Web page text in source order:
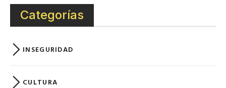
Categorías
INSEGURIDAD
CULTURA